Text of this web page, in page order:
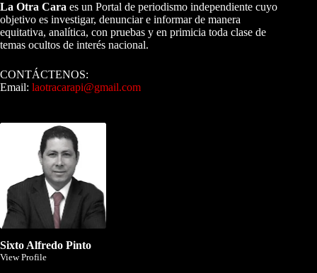
La Otra Cara es un Portal de periodismo independiente cuyo
objetivo es investigar, denunciar e informar de manera
equitativa, analítica, con pruebas y en primicia toda clase de
temas ocultos de interés nacional.
CONTÁCTENOS:
Email: laotracarapi@gmail.com
Sixto Alfredo Pinto
View Profile